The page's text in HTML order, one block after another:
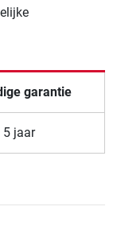
garantie
5 jaar